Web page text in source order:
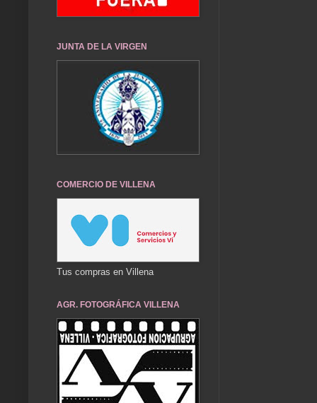
JUNTA DE LA VIRGEN
COMERCIO DE VILLENA
Tus compras en Villena
AGR. FOTOGRÁFICA VILLENA